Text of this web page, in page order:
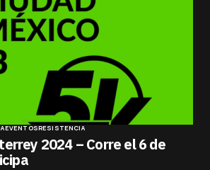
EVENTOSRESISTENCIA
2024 – Corre el 6 de